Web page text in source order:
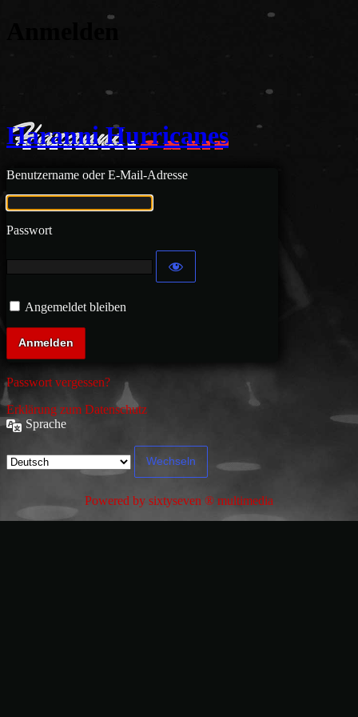
Haranni Hurricanes
Benutzername oder E-Mail-Adresse
Passwort
Angemeldet bleiben
Passwort vergessen?
Erklärung zum Datenschutz
Sprache
Powered by sixtyseven ® multimedia